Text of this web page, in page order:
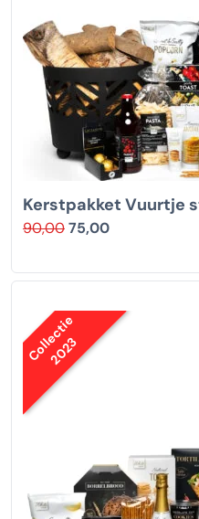
Kerstpakket Vuurtje
90,0075,00
Collectie
2023